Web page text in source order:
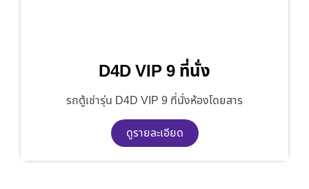
D4D VIP 9 ที่นั่ง
รถตู้เช่ารุ่น D4D VIP 9 ที่นั่งห้องโดยสาร
ดูรายละเอียด